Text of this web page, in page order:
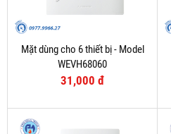
Mặt dùng cho 6 thiết bị - Model
WEVH68060
31,000 đ